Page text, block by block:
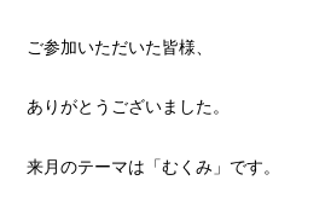
ご参加いただいた皆様、
ありがとうございました。
来月のテーマは「むくみ」です。